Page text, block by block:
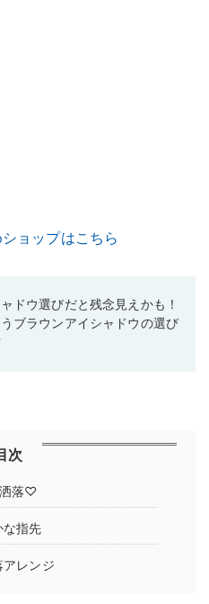
ショップはこちら
ドウ選びだと残念見えかも！
ブラウンアイシャドウの選び
次
落♡
な指先
レンジ